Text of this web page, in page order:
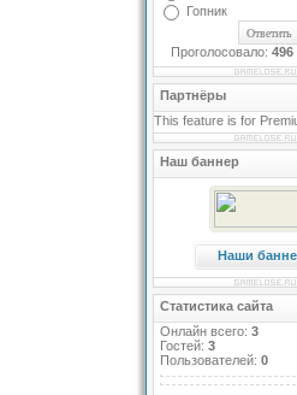
Гопник
Проголосовало: 496
Партнёры
This feature is for
Наш баннер
Наши
Статистика сайта
Онлайн всего: 3
Гостей: 3
Пользователей: 0